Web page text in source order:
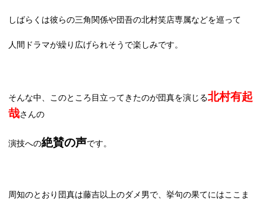
しばらくは彼らの三角関係や団吾の北村笑店専属などを巡って
人間ドラマが繰り広げられそうで楽しみです。
そんな中、このところ目立ってきたのが団真を演じる北村有起
哉さんの
演技への絶賛の声です。
周知のとおり団真は藤吉以上のダメ男で、挙句の果てにはここま